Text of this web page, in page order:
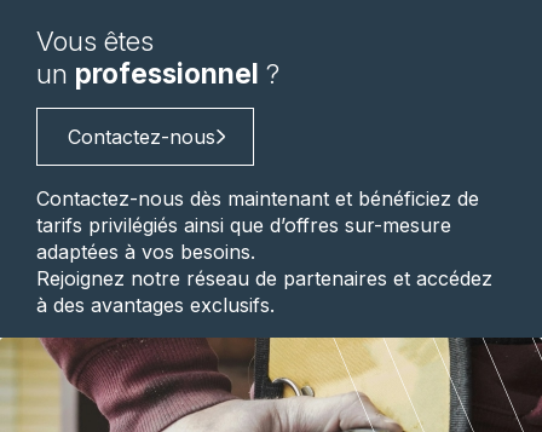
Vous êtes
un professionnel ?
Contactez-nous
Contactez-nous dès maintenant et bénéficiez de
tarifs privilégiés ainsi que d’offres sur-mesure
adaptées à vos besoins.
Rejoignez notre réseau de partenaires et accédez
à des avantages exclusifs.